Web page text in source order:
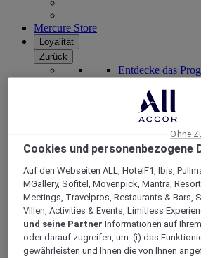
Mercure Store
Loyalität
Zurück
Entdecke das
ALL Accor+ Voyager
Cookies und personenbezogene
Auf den Webseiten ALL, HotelF1, Ibis,
MGallery, Sofitel, Movenpick, Mantra,
Meetings, Travelpros, Restaurants & Bars,
Villen, Activities & Events, Limitless
und seine Partner Informationen auf
oder darauf zugreifen, um: (i) das
gewährleisten und Ihnen die von Ihnen
Ohne